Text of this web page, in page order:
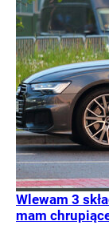
Wlewam 3
mam